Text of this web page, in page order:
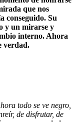
que nos
conseguido. Su
y un mirarse y
interno. Ahora
verdad.
todo se ve negro,
de disfrutar, de